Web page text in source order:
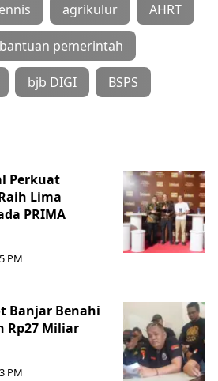
agrikulur AHRT
bantuan pemerintah
bjb DIGI BSPS
Perkuat
Lima
PRIMA
PM
Banjar Benahi
Rp27 Miliar
PM